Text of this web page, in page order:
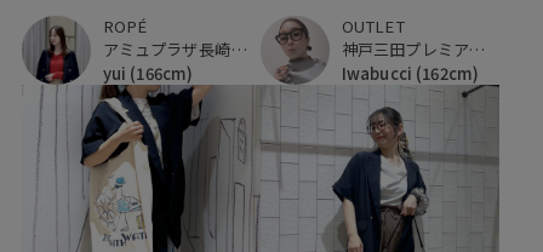
ROPÉ
アミュプラザ長崎新館
yui (166cm)
OUTLET
神戸三田プレミアム・アウトレット
Iwabucci (162cm)